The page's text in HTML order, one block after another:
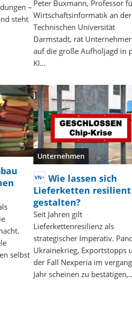
–
steht
Peter Buxmann, Professor
Wirtschaftsinformatik an der
Technischen Universität
Darmstadt, rät
auf die große Aufholjagd in
KI…
selbst
Unternehmen
Wie lassen sich
Lieferketten resilient
gestalten?
Seit Jahren gilt
Lieferkettenresilienz als
strategischer Imperativ.
Ukrainekrieg, Exportstopps
der Fall Nexperia im
Jahr scheinen zu